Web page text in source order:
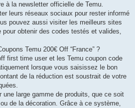
à la newsletter officielle de Temu.
leurs réseaux sociaux pour rester informé
pouvez aussi visiter les meilleurs sites
pour obtenir des codes testés et valides,
Temu 200€ Off “France” ?
first time user et les Temu coupon code
lorsque vous saisissez le bon
de la réduction est soustrait de votre
large gamme de produits, que ce soit
de la décoration. Grâce à ce système,